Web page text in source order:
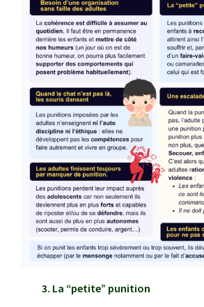
3. La “petite” punition